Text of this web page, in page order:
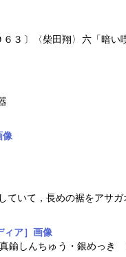
３〕〈柴田翔〉六「暗い
像
ていて，長めの裾をアサガ
ア］ 画像
鍮しんちゅう・銀めっ